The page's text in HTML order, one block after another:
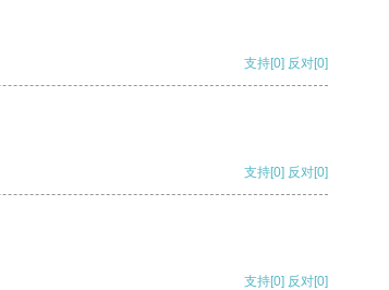
支持[0] 反对[0]
支持[0] 反对[0]
支持[0] 反对[0]